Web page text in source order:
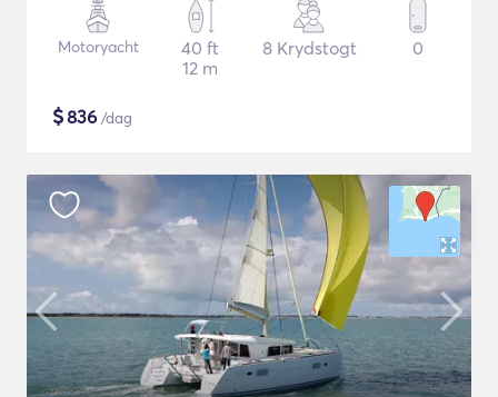
Motoryacht
40 ft
12 m
8 Krydstogt 0
$836 /dag